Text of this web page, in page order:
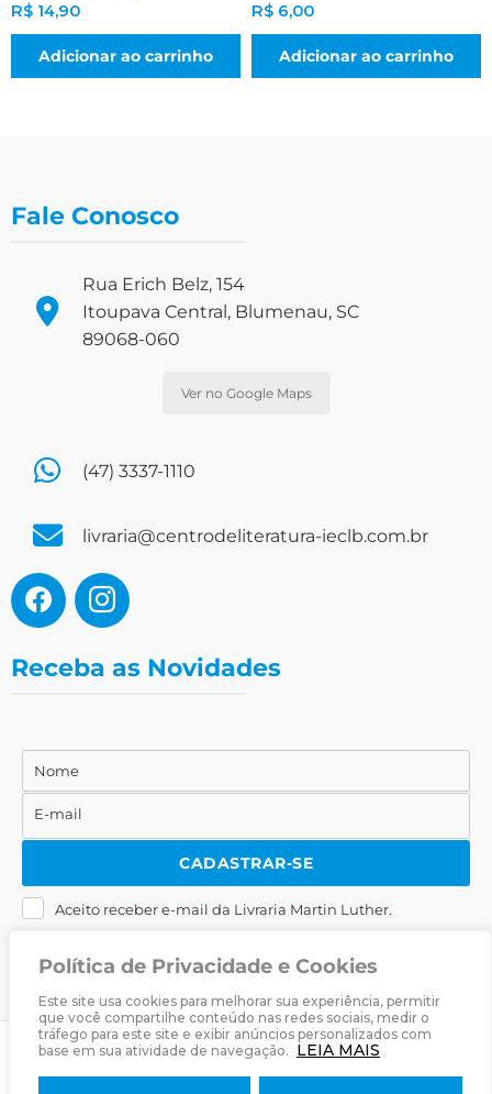
Política de Privacidade e Cookies
Este site usa cookies para melhorar sua experiência, permitir
que você compartilhe conteúdo nas redes sociais, medir o
tráfego para este site e exibir anúncios personalizados com
base em sua atividade de navegação. LEIA MAIS
R$ 14,90
Adicionar ao carrinho
R$ 6,00
Adicionar ao carrinho
Fale Conosco
Rua Erich Belz, 154
Itoupava Central, Blumenau, SC
89068-060
Ver no Google Maps
(47) 3337-1110
livraria@centrodeliteratura-ieclb.com.br
Receba as Novidades
Nome
Nome
E-
mail
E-mail
CADASTRAR-SE
Aceito receber e-mail da Livraria Martin Luther.
Livraria Martin Luther· Desenvolvido porZwei Arts